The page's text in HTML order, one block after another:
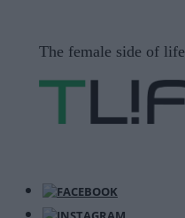
The female side of life